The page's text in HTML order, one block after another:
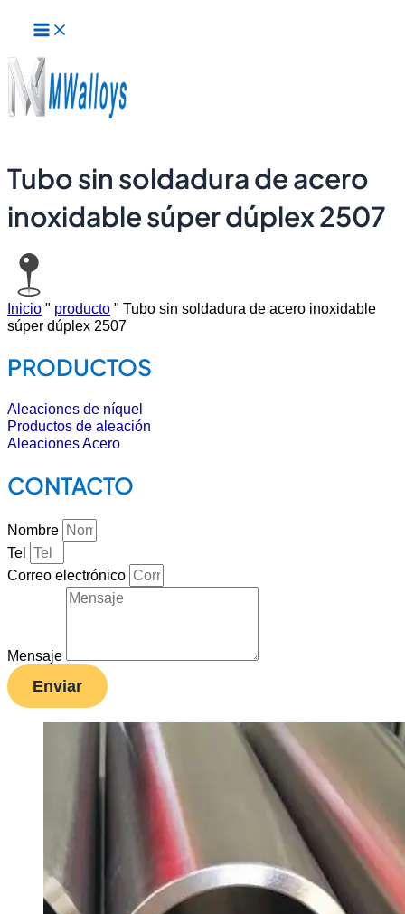
contenido
principal
Tubo sin soldadura de acero
inoxidable súper dúplex 2507
Inicio " producto " Tubo sin soldadura de acero inoxidable
súper dúplex 2507
PRODUCTOS
Aleaciones de níquel
Productos de aleación
Aleaciones Acero
CONTACTO
Nombre
Tel
Correo electrónico
Mensaje
Enviar